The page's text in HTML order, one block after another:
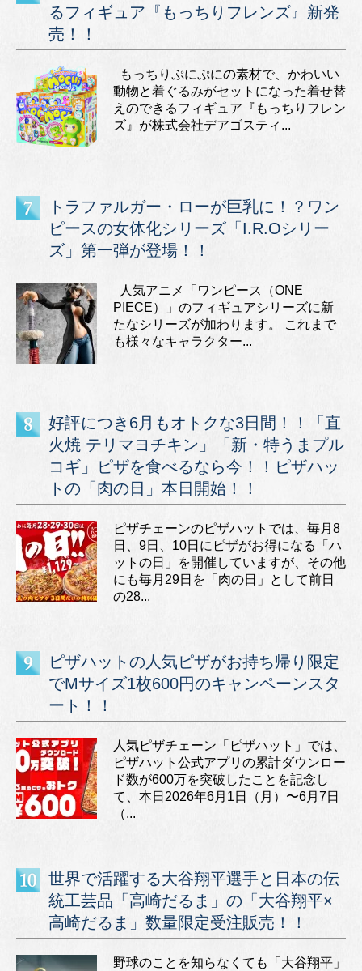
るフィギュア『もっちりフレンズ』新発
売！！
もっちりぷにぷにの素材で、かわいい
動物と着ぐるみがセットになった着せ替
えのできるフィギュア『もっちりフレン
ズ』が株式会社デアゴスティ...
トラファルガー・ローが巨乳に！？ワン
ピースの女体化シリーズ「I.R.Oシリー
ズ」第一弾が登場！！
人気アニメ「ワンピース（ONE
PIECE）」のフィギュアシリーズに新
たなシリーズが加わります。 これまで
も様々なキャラクター...
好評につき6月もオトクな3日間！！「直
火焼 テリマヨチキン」「新・特うまプル
コギ」ピザを食べるなら今！！ピザハッ
トの「肉の日」本日開始！！
ピザチェーンのピザハットでは、毎月8
日、9日、10日にピザがお得になる「ハ
ットの日」を開催していますが、その他
にも毎月29日を「肉の日」として前日
の28...
ピザハットの人気ピザがお持ち帰り限定
でMサイズ1枚600円のキャンペーンスタ
ート！！
人気ピザチェーン「ピザハット」では、
ピザハット公式アプリの累計ダウンロー
ド数が600万を突破したことを記念し
て、本日2026年6月1日（月）〜6月7日
（...
世界で活躍する大谷翔平選手と日本の伝
統工芸品「高崎だるま」の「大谷翔平×
高崎だるま」数量限定受注販売！！
野球のことを知らなくても「大谷翔平」